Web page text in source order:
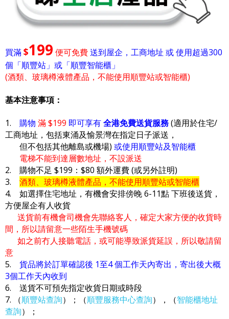
買滿$199 便可免費送到屋企，工商地址 或 使用超過300
個「順豐站」或「順豐智能櫃」
(酒類、玻璃樽液體產品，不能使用順豐站或智能櫃)
基本注意事項：
1. 購物 滿 $199 即可享有全港免費送貨服務(適用於住宅/
工商地址，包括東涌及愉景灣在指定日子派送，
但不包括其他離島或機場) 或使用順豐站及智能櫃
電梯不能到達層數地址，不設派送
2. 購物不足 $199：$80 額外運費 (或另外註明)
3. 酒類、玻璃樽液體產品，不能使用順豐站或智能櫃
4. 如選擇住宅地址，有機會安排傍晚 6-11點 下班後送貨，
方便屋企有人收貨
送貨前有機會司機會先聯絡客人，確定大家方便的收貨時
間，所以請留意一些陌生手機號碼
如之前冇人接聽電話，或可能導致派貨延誤，所以敬請留
意
5. 貨品將於訂單確認後 1至4 個工作天內寄出，寄出後大概
3個工作天內收到
6. 送貨不可預先指定收貨日期或時段
7. （順豐站查詢）；（順豐服務中心查詢），（智能櫃地址
查詢）；